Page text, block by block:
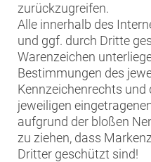
zurückzugreifen.
Alle innerhalb des
und ggf. durch Dritte
Warenzeichen
Bestimmungen des
Kennzeichenrechts und
jeweiligen
aufgrund der bloßen
zu ziehen, dass
Dritter geschützt sind!